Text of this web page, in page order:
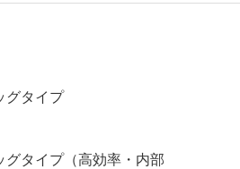
グタイプ
グタイプ（高効率・内部